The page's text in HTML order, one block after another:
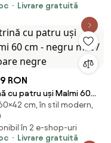
din Sticlă | Aosom Romania
Livrare gratuită
RON
cu patru uși Malmi 60
mat / picioare negre
cm, în stil modern,
în 2 e-shop-uri
Livrare gratuită